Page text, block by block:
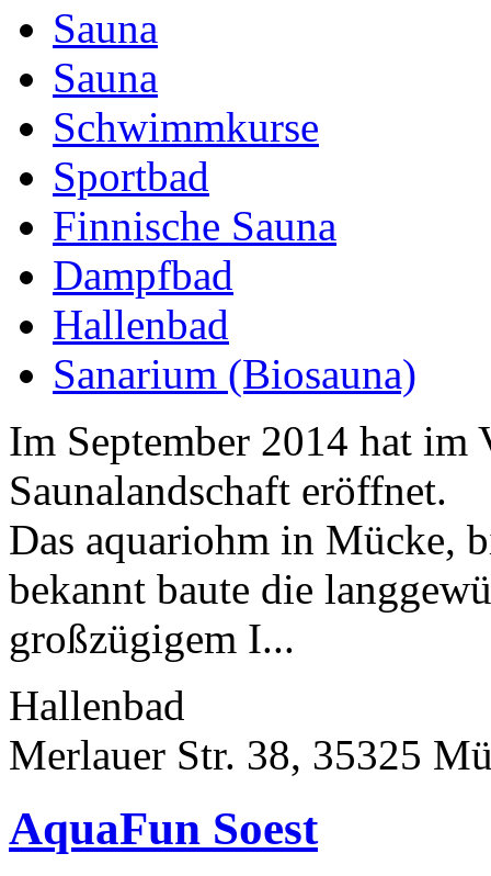
Sauna
Sauna
Schwimmkurse
Sportbad
Finnische Sauna
Dampfbad
Hallenbad
Sanarium (Biosauna)
Im September 2014 hat im
Saunalandschaft eröffnet.
Das aquariohm in Mücke,
bekannt baute die
großzügigem I...
Hallenbad
Merlauer Str. 38, 35325
AquaFun Soest